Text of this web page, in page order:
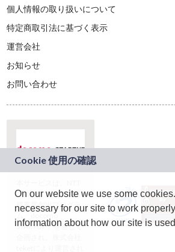
個人情報の取り扱いについて
特定商取引法に基づく表示
運営会社
お知らせ
お問い合わせ
ドコモグループの新
規事業創出プログラ
ム「docomo
STARTUP」を通じて
On our website we use some
necessary for our site to work
information about how our site is